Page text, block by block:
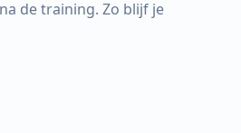
de training. Zo blijf je